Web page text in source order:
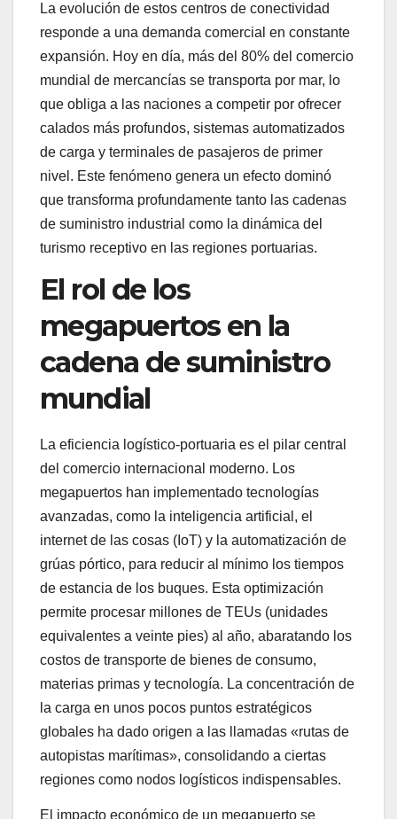
La evolución de estos centros de conectividad
responde a una demanda comercial en constante
expansión. Hoy en día, más del 80% del comercio
mundial de mercancías se transporta por mar, lo
que obliga a las naciones a competir por ofrecer
calados más profundos, sistemas automatizados
de carga y terminales de pasajeros de primer
nivel. Este fenómeno genera un efecto dominó
que transforma profundamente tanto las cadenas
de suministro industrial como la dinámica del
turismo receptivo en las regiones portuarias.
El rol de los
megapuertos en la
cadena de suministro
mundial
La eficiencia logístico-portuaria es el pilar central
del comercio internacional moderno. Los
megapuertos han implementado tecnologías
avanzadas, como la inteligencia artificial, el
internet de las cosas (IoT) y la automatización de
grúas pórtico, para reducir al mínimo los tiempos
de estancia de los buques. Esta optimización
permite procesar millones de TEUs (unidades
equivalentes a veinte pies) al año, abaratando los
costos de transporte de bienes de consumo,
materias primas y tecnología. La concentración de
la carga en unos pocos puntos estratégicos
globales ha dado origen a las llamadas «rutas de
autopistas marítimas», consolidando a ciertas
regiones como nodos logísticos indispensables.
El impacto económico de un megapuerto se